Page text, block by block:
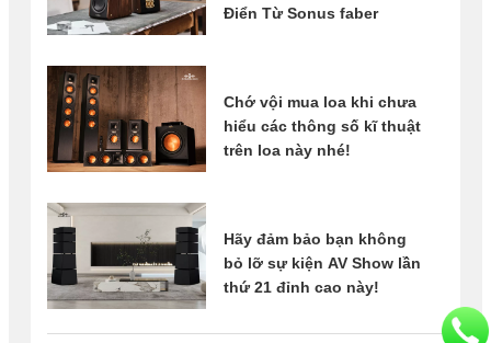
Điển Từ Sonus faber
Chớ vội mua loa khi chưa
hiểu các thông số kĩ thuật
trên loa này nhé!
Hãy đảm bảo bạn không
bỏ lỡ sự kiện AV Show lần
thứ 21 đỉnh cao này!